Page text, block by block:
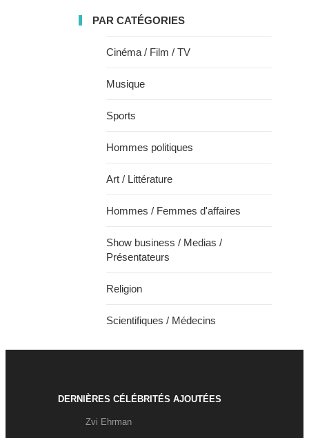
PAR CATÉGORIES
Cinéma / Film / TV
Musique
Sports
Hommes politiques
Art / Littérature
Hommes / Femmes d'affaires
Show business / Medias /
Présentateurs
Religion
Scientifiques / Médecins
DERNIÈRES CÉLÉBRITÉS AJOUTÉES
Zvi Ehrman